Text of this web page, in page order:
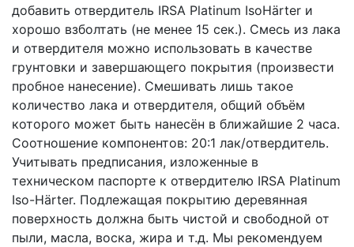
добавить отвердитель IRSA Platinum IsoHärter и
хорошо взболтать (не менее 15 сек.). Смесь из лака
и отвердителя можно использовать в качестве
грунтовки и завершающего покрытия (произвести
пробное нанесение). Смешивать лишь такое
количество лака и отвердителя, общий объём
которого может быть нанесён в ближайшие 2 часа.
Соотношение компонентов: 20:1 лак/отвердитель.
Учитывать предписания, изложенные в
техническом паспорте к отвердителю IRSA Platinum
Iso-Härter. Подлежащая покрытию деревянная
поверхность должна быть чистой и свободной от
пыли, масла, воска, жира и т.д. Мы рекомендуем